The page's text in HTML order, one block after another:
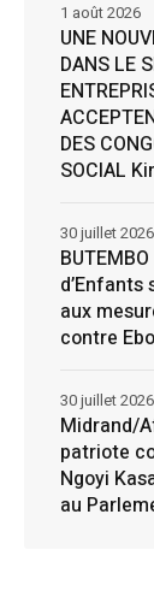
UNE
DANS LE
DES
SOCIAL
1 août 2026
aux
contre
30 juillet 2026
Midrand/
patriote
Ngoyi
au
30 juillet 2026